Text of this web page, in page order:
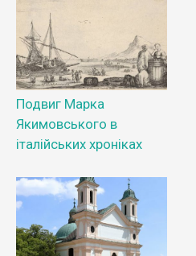
Подвиг Марка
Якимовського в
італійських хроніках